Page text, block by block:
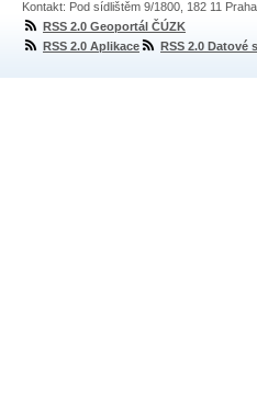
Kontakt: Pod sídlištěm 9/1800, 182 11
RSS 2.0 Geoportál ČÚZK
RSS 2.0 Aplikace
RSS 2.0 Datové